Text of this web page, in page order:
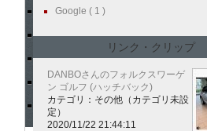
Google ( 1 )
リンク・クリップ
DANBOさんのフォルクスワーゲ
ン ゴルフ (ハッチバック)
カテゴリ：その他（カテゴリ未設
定）
2020/11/22 21:44:11